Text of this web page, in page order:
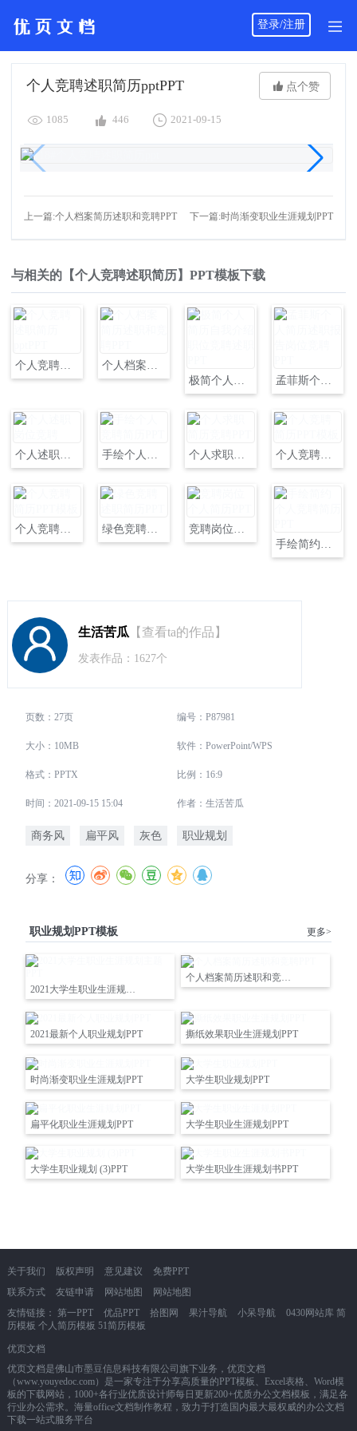
登录/注册
个人竞聘述职简历pptPPT  点个赞
 1085  446  2021-09-15
上一篇:个人档案简历述职和竞聘PPT 下一篇:时尚渐变职业生涯规划PPT
与相关的【个人竞聘述职简历】PPT模板下载
个人竞聘述职简历pptPPT
个人档案简历述职和竞聘PPT
极简个人简历自我介绍职位竞聘述职PPT
孟菲斯个人简历述职报告岗位竞聘PPT
个人述职岗位竞聘 手绘个人竞聘简历PPT 个人求职简历竞聘PPT 个人竞聘简历PPT模板
个人竞聘简历PPT模板 绿色竞聘述职简历PPT
竞聘岗位个人简历PPT
手绘简约个人竞聘简历PPT
生活苦瓜 【查看ta的作品】
发表作品：1627个
页数：27页 编号：P87981
大小：10MB 软件：PowerPoint/WPS
格式：PPTX 比例：16:9
时间：2021-09-15 15:04 作者：生活苦瓜
商务风 扁平风 灰色 职业规划
分享：
职业规划PPT模板 更多>
2021大学生职业生涯规划主题PPT
个人档案简历述职和竞聘PPT
2021最新个人职业规划PPT 撕纸效果职业生涯规划PPT
时尚渐变职业生涯规划PPT 大学生职业规划PPT
扁平化职业生涯规划PPT 大学生职业生涯规划PPT
大学生职业规划 (3)PPT 大学生职业生涯规划书PPT
关于我们
联系方式
版权声明
友链申请
意见建议
网站地图
免费PPT
网站地图
友情链接： 第一PPT 优品PPT 拾图网 果汁导航 小呆导航 0430网站库 简
历模板 个人简历模板 51简历模板
优页文档
优页文档是佛山市墨豆信息科技有限公司旗下业务，优页文档
（www.youyedoc.com）是一家专注于分享高质量的PPT模板、Excel表格、Word模
板的下载网站，1000+各行业优质设计师每日更新200+优质办公文档模板，满足各
行业办公需求。海量office文档制作教程，致力于打造国内最大最权威的办公文档
下载一站式服务平台